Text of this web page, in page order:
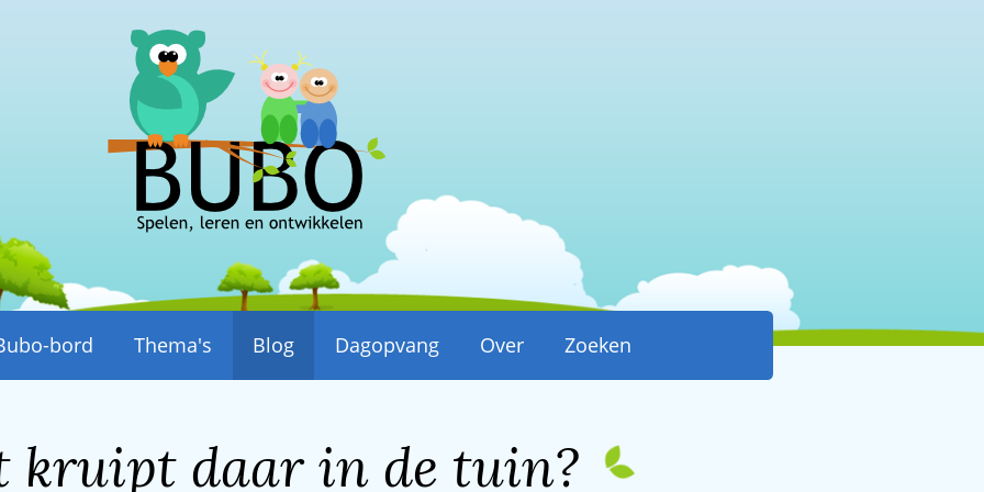
bord Thema's Blog Dagopvang Over Zoeken
kruipt daar in de tuin?